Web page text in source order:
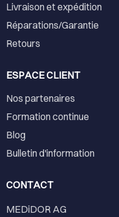
Livraison et expédition
Réparations/Garantie
Retours
ESPACE CLIENT
Nos partenaires
Formation continue
Blog
Bulletin d'information
CONTACT
MEDiDOR AG